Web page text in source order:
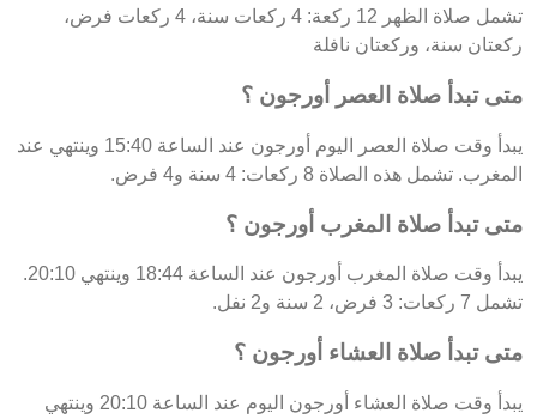
تشمل صلاة الظهر 12 ركعة: 4 ركعات سنة، 4 ركعات فرض،
ركعتان سنة، وركعتان نافلة
متى تبدأ صلاة العصر أورجون ؟
يبدأ وقت صلاة العصر اليوم أورجون عند الساعة 15:40 وينتهي عند
المغرب. تشمل هذه الصلاة 8 ركعات: 4 سنة و4 فرض.
متى تبدأ صلاة المغرب أورجون ؟
يبدأ وقت صلاة المغرب أورجون عند الساعة 18:44 وينتهي 20:10.
تشمل 7 ركعات: 3 فرض، 2 سنة و2 نفل.
متى تبدأ صلاة العشاء أورجون ؟
يبدأ وقت صلاة العشاء أورجون اليوم عند الساعة 20:10 وينتهي